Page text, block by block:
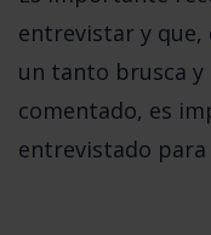
entrevistar y que,
un tanto brusca y
comentado, es
entrevistado